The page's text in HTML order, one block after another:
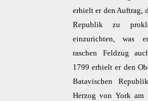
erhielt er den Auftrag,
Republik zu
einzurichten, was
raschen Feldzug
1799 erhielt er den
Batavischen
Herzog von York am